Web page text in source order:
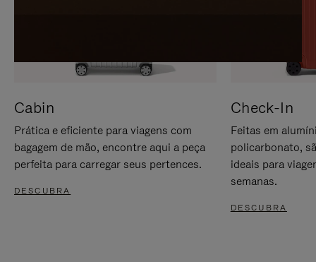
Cabin
Prática e eficiente para viagens com
bagagem de mão, encontre aqui a peça
perfeita para carregar seus pertences.
DESCUBRA
Check-In
Feitas em
policarbonato,
ideais para
semanas.
DESCUBRA